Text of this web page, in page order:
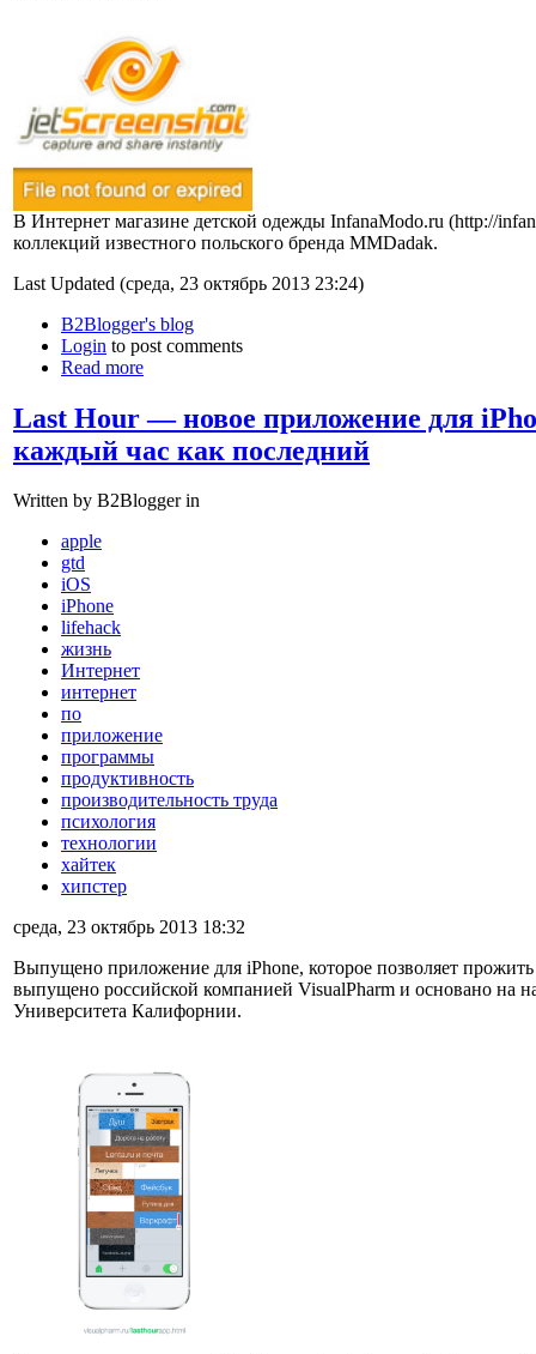
В Интернет магазине детской одежды InfanaModo.ru (http://
коллекций известного польского бренда MMDadak.
Last Updated (среда, 23 октябрь 2013 23:24)
B2Blogger's blog
Login to post comments
Read more
Last Hour — новое приложение для
каждый час как последний
Written by B2Blogger in
apple
gtd
iOS
iPhone
lifehack
жизнь
Интернет
интернет
по
приложение
программы
продуктивность
производительность труда
психология
технологии
хайтек
хипстер
среда, 23 октябрь 2013 18:32
Выпущено приложение для iPhone, которое позволяет
выпущено российской компанией VisualPharm и основано на
Университета Калифорнии.